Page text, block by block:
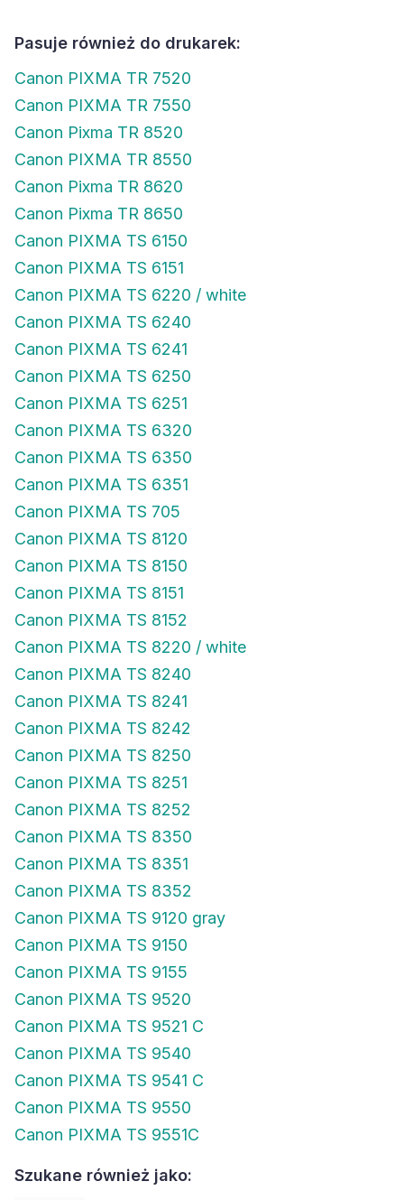
Pasuje również do drukarek:
Canon PIXMA TR 7520
Canon PIXMA TR 7550
Canon Pixma TR 8520
Canon PIXMA TR 8550
Canon Pixma TR 8620
Canon Pixma TR 8650
Canon PIXMA TS 6150
Canon PIXMA TS 6151
Canon PIXMA TS 6220 / white
Canon PIXMA TS 6240
Canon PIXMA TS 6241
Canon PIXMA TS 6250
Canon PIXMA TS 6251
Canon PIXMA TS 6320
Canon PIXMA TS 6350
Canon PIXMA TS 6351
Canon PIXMA TS 705
Canon PIXMA TS 8120
Canon PIXMA TS 8150
Canon PIXMA TS 8151
Canon PIXMA TS 8152
Canon PIXMA TS 8220 / white
Canon PIXMA TS 8240
Canon PIXMA TS 8241
Canon PIXMA TS 8242
Canon PIXMA TS 8250
Canon PIXMA TS 8251
Canon PIXMA TS 8252
Canon PIXMA TS 8350
Canon PIXMA TS 8351
Canon PIXMA TS 8352
Canon PIXMA TS 9120 gray
Canon PIXMA TS 9150
Canon PIXMA TS 9155
Canon PIXMA TS 9520
Canon PIXMA TS 9521 C
Canon PIXMA TS 9540
Canon PIXMA TS 9541 C
Canon PIXMA TS 9550
Canon PIXMA TS 9551C
Szukane również jako: